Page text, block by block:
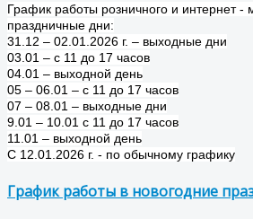
График работы розничного и интернет -
праздничные дни:
31.12 – 02.01.2026 г. – выходные дни
03.01 – с 11 до 17 часов
04.01 – выходной день
05 – 06.01 – с 11 до 17 часов
07 – 08.01 – выходные дни
9.01 – 10.01 с 11 до 17 часов
11.01 – выходной день
С 12.01.2026 г. - по обычному графику
График работы в новогодние